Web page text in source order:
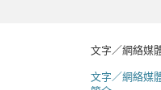
文字／網絡媒
文字／網絡媒